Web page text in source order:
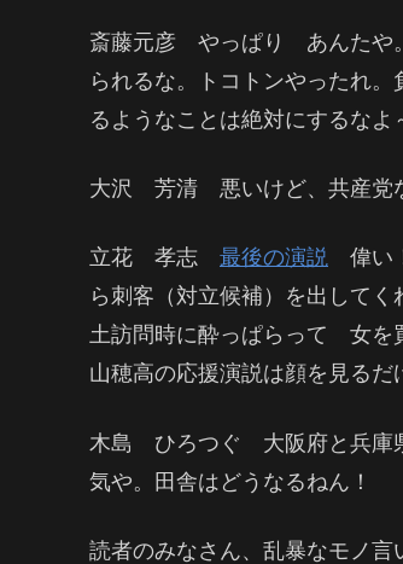
斎藤元彦 やっぱり あんたや
られるな。トコトンやったれ
るようなことは絶対にするな
大沢 芳清 悪いけど、共産党
立花 孝志 最後の演説 偉い
ら刺客（対立候補）を出して
土訪問時に酔っぱらって 女
山穂高の応援演説は顔を見るだ
木島 ひろつぐ 大阪府と兵庫
気や。田舎はどうなるねん！
読者のみなさん、乱暴なモノ言